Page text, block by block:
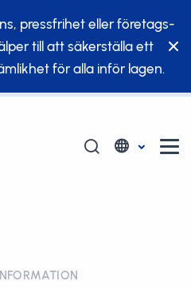
pressfrihet eller företags-
till att säkerställa ett
för alla inför lagen.